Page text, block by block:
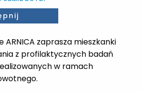
zaprasza mieszkanki
z profilaktycznych badań
w ramach